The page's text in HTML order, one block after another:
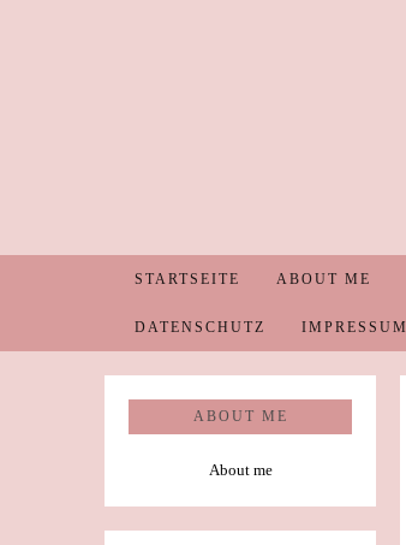
STARTSEITE ABOUT ME
DATENSCHUTZ IMPRESSUM
ABOUT ME
About me